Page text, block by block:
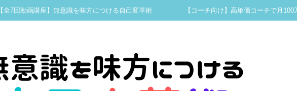
【全7回動画講座】無意識を味方につける自己変革術 【コーチ向け】高単価コーチで月